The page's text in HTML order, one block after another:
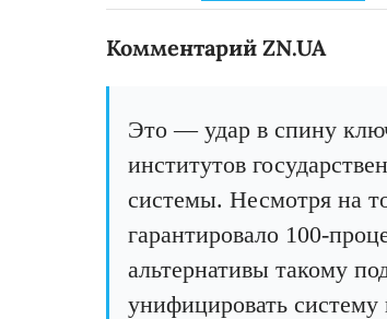
Комментарий ZN.UA
Это — удар в спину
институтов
системы. Несмотря на
гарантировало 100-
альтернативы такому
унифицировать